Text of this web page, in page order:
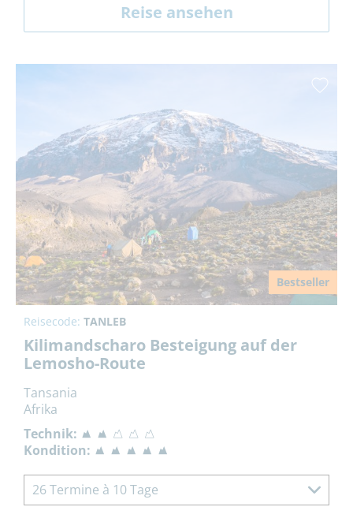
Reise ansehen
Bestseller
Reisecode: TANLEB
Kilimandscharo Besteigung auf der
Lemosho-Route
Tansania
Afrika
Technik:
Kondition:
26 Termine à 10 Tage